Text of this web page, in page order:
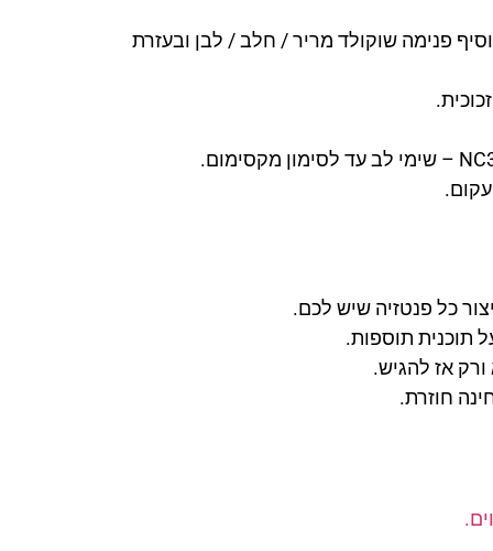
פנימה שוקולד מריר / חלב / לבן ובעזרת
כל פנטזיה שיש לכם.
תוכנית תוספות.